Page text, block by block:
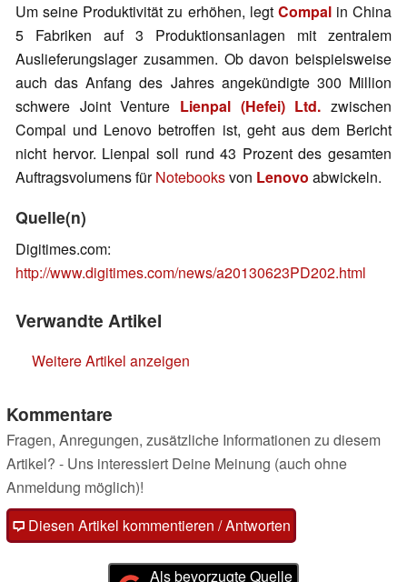
Um seine Produktivität zu erhöhen, legt Compalin China
5 Fabriken auf 3 Produktionsanlagen mit zentralem
Auslieferungslager zusammen. Ob davon beispielsweise
auch das Anfang des Jahres angekündigte 300 Million
schwere Joint Venture Lienpal (Hefei) Ltd. zwischen
Compal und Lenovo betroffen ist, geht aus dem Bericht
nicht hervor. Lienpal soll rund 43 Prozent des gesamten
Auftragsvolumens fürNotebooksvon Lenovo abwickeln.
Quelle(n)
Digitimes.com:
http://www.digitimes.com/news/a20130623PD202.html
Verwandte Artikel
Weitere Artikel anzeigen
Kommentare
Fragen, Anregungen, zusätzliche Informationen zu diesem
Artikel? - Uns interessiert Deine Meinung (auch ohne
Anmeldung möglich)!
Diesen Artikel kommentieren / Antworten
Als bevorzugte Quelle